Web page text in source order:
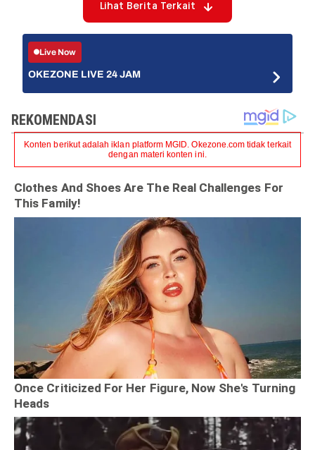
Lihat Berita Terkait
Live Now
OKEZONE LIVE 24 JAM